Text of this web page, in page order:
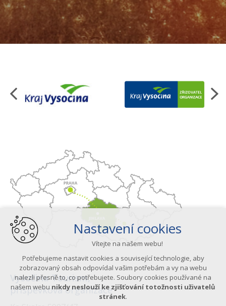
Vysočina Tourism,
příspěvková organizace
Nastavení cookies
Vítejte na našem webu!
Potřebujeme nastavit cookies a související technologie, aby
zobrazovaný obsah odpovídal vašim potřebám a vy na webu
nalezli přesně to, co potřebujete. Soubory cookies používané na
našem webu nikdy neslouží ke zjišťování totožnosti uživatelů
stránek.